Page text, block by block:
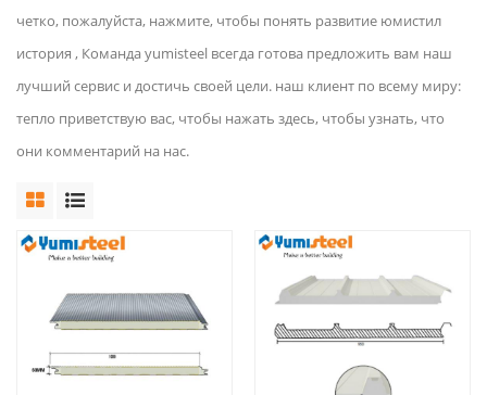
четко, пожалуйста, нажмите, чтобы понять развитие юмистил
история , Команда yumisteel всегда готова предложить вам наш
лучший сервис и достичь своей цели. наш клиент по всему миру:
тепло приветствую вас, чтобы нажать здесь, чтобы узнать, что
они комментарий на нас.